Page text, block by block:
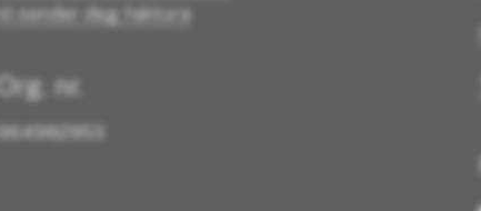
Vi sender deg faktura
Org. nr.
964982953